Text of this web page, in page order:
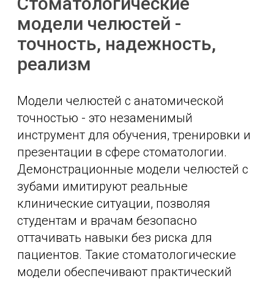
модели челюстей -
точность, надежность,
реализм
Модели челюстей с анатомической
точностью - это незаменимый
инструмент для обучения, тренировки и
презентации в сфере стоматологии.
Демонстрационные модели челюстей с
зубами имитируют реальные
клинические ситуации, позволяя
студентам и врачам безопасно
оттачивать навыки без риска для
пациентов. Такие стоматологические
модели обеспечивают практический